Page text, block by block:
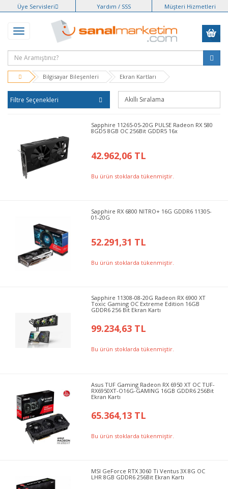
Üye Servisleri Yardım / SSS Müşteri Hizmetleri
Bilgisayar Bileşenleri Ekran Kartları
Filtre Seçenekleri
Sapphire 11265-05-20G PULSE Radeon RX 580
8GD5 8GB OC 256Bit GDDR5 16x
42.962,06 TL
Bu ürün stoklarda tükenmiştir.
Sapphire RX 6800 NITRO+ 16G GDDR6 11305-
01-20G
52.291,31 TL
Bu ürün stoklarda tükenmiştir.
Sapphire 11308-08-20G Radeon RX 6900 XT
Toxic Gaming OC Extreme Edition 16GB
GDDR6 256 Bit Ekran Kartı
99.234,63 TL
Bu ürün stoklarda tükenmiştir.
Asus TUF Gaming Radeon RX 6950 XT OC TUF-
RX6950XT-O16G-GAMING 16GB GDDR6 256Bit
Ekran Kartı
65.364,13 TL
Bu ürün stoklarda tükenmiştir.
MSI GeForce RTX 3060 Ti Ventus 3X 8G OC
LHR 8GB GDDR6 256Bit Ekran Kartı